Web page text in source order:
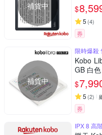
補貨中 $
5 (4)
券
補貨中
限時爆殺
Kobo
GB 白
$
5 (2)
券
IPX 8 高